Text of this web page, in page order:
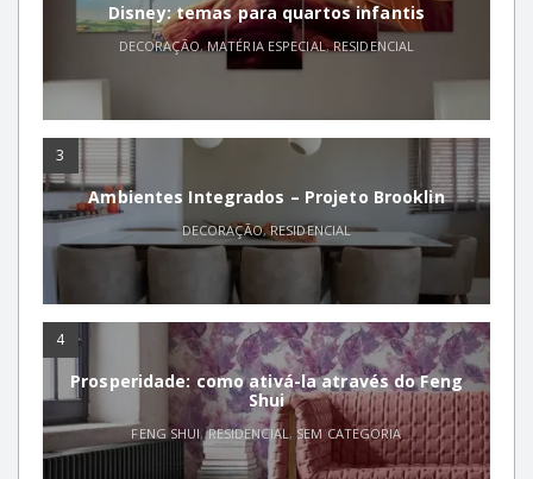
Disney: temas para quartos infantis
DECORAÇÃO,MATÉRIA ESPECIAL,RESIDENCIAL
3
Ambientes Integrados – Projeto Brooklin
DECORAÇÃO,RESIDENCIAL
4
Prosperidade: como ativá-la através do Feng
Shui
FENG SHUI,RESIDENCIAL,SEM CATEGORIA